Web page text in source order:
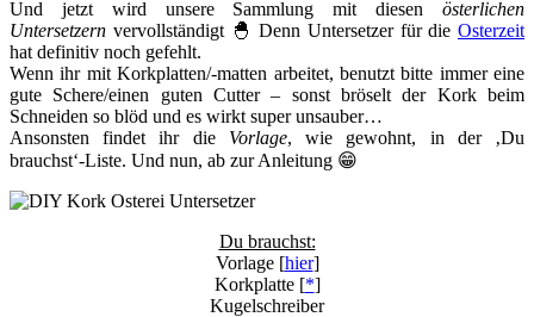
Und jetzt wird unsere Sammlung mit diesen österlichen
Untersetzern vervollständigt 🐣 Denn Untersetzer für die Osterzeit
hat definitiv noch gefehlt.
Wenn ihr mit Korkplatten/-matten arbeitet, benutzt bitte immer eine
gute Schere/einen guten Cutter – sonst bröselt der Kork beim
Schneiden so blöd und es wirkt super unsauber…
Ansonsten findet ihr die Vorlage, wie gewohnt, in der ‚Du
brauchst‘-Liste. Und nun, ab zur Anleitung 😁
Du brauchst:
Vorlage [hier]
Korkplatte [*]
Kugelschreiber